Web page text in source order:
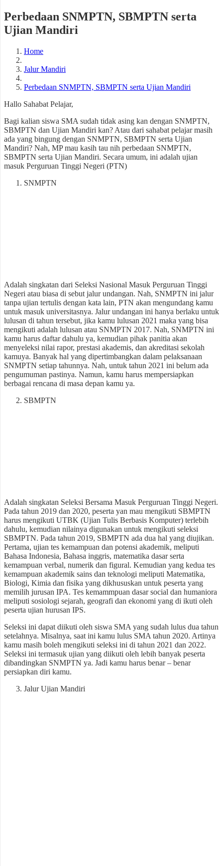
Perbedaan SNMPTN, SBMPTN serta
Ujian Mandiri
Home
Jalur Mandiri
Perbedaan SNMPTN, SBMPTN serta Ujian Mandiri
Hallo Sahabat Pelajar,
Bagi kalian siswa SMA sudah tidak asing kan dengan SNMPTN,
SBMPTN dan Ujian Mandiri kan? Atau dari sahabat pelajar masih
ada yang bingung dengan SNMPTN, SBMPTN serta Ujian
Mandiri? Nah, MP mau kasih tau nih perbedaan SNMPTN,
SBMPTN serta Ujian Mandiri. Secara umum, ini adalah ujian
masuk Perguruan Tinggi Negeri (PTN)
SNMPTN
Adalah singkatan dari Seleksi Nasional Masuk Perguruan Tinggi
Negeri atau biasa di sebut jalur undangan. Nah, SNMPTN ini jalur
tanpa ujian tertulis dengan kata lain, PTN akan mengundang kamu
untuk masuk universitasnya. Jalur undangan ini hanya berlaku untuk
lulusan di tahun tersebut, jika kamu lulusan 2021 maka yang bisa
mengikuti adalah lulusan atau SNMPTN 2017. Nah, SNMPTN ini
kamu harus daftar dahulu ya, kemudian pihak panitia akan
menyeleksi nilai rapor, prestasi akademis, dan akreditasi sekolah
kamuya. Banyak hal yang dipertimbangkan dalam pelaksanaan
SNMPTN setiap tahunnya. Nah, untuk tahun 2021 ini belum ada
pengumuman pastinya. Namun, kamu harus mempersiapkan
berbagai rencana di masa depan kamu ya.
SBMPTN
Adalah singkatan Seleksi Bersama Masuk Perguruan Tinggi Negeri.
Pada tahun 2019 dan 2020, peserta yan mau mengikuti SBMPTN
harus mengikuti UTBK (Ujian Tulis Berbasis Komputer) terlebih
dahulu, kemudian nilainya digunakan untuk mengikuti seleksi
SBMPTN. Pada tahun 2019, SBMPTN ada dua hal yang diujikan.
Pertama, ujian tes kemampuan dan potensi akademik, meliputi
Bahasa Indonesia, Bahasa inggris, matematika dasar serta
kemampuan verbal, numerik dan figural. Kemudian yang kedua tes
kemampuan akademik sains dan teknologi meliputi Matematika,
Biologi, Kimia dan fisika yang dikhususkan untuk peserta yang
memilih jurusan IPA. Tes kemammpuan dasar social dan humaniora
meliputi sosiologi sejarah, geografi dan ekonomi yang di ikuti oleh
peserta ujian hurusan IPS.
Seleksi ini dapat diikuti oleh siswa SMA yang sudah lulus dua tahun
setelahnya. Misalnya, saat ini kamu lulus SMA tahun 2020. Artinya
kamu masih boleh mengikuti seleksi ini di tahun 2021 dan 2022.
Seleksi ini termasuk ujian yang diikuti oleh lebih banyak peserta
dibandingkan SNMPTN ya. Jadi kamu harus benar – benar
persiapkan diri kamu.
Jalur Ujian Mandiri